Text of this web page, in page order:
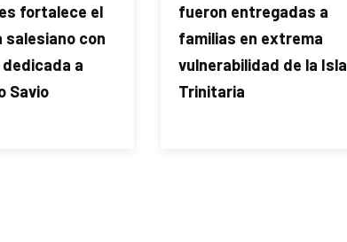
fortalece el
salesiano con
a
Savio
fueron entregadas a
familias en extrema
vulnerabilidad de la Isla
Trinitaria